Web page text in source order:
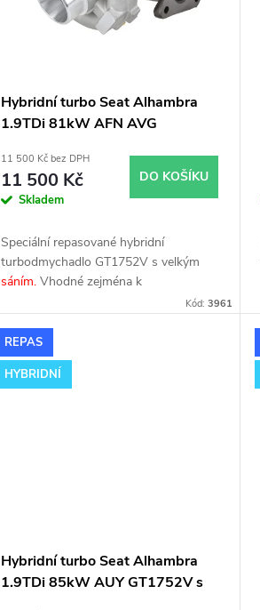
Hybridní turbo Seat Alhambra
1.9TDi 81kW AFN AVG
11 500 Kč bez DPH
11 500 Kč
Skladem
DO KOŠÍKU
Speciální repasované hybridní
turbodmychadlo GT1752V s velkým
sáním.Vhodné zejména k
výkonnostním úpravám jako např.
1.9TDi 81kW AFN AVG.
Kód: 3961
REPAS
HYBRIDNÍ
Hybridní turbo Seat Alhambra
1.9TDi 85kW AUY GT1752V s